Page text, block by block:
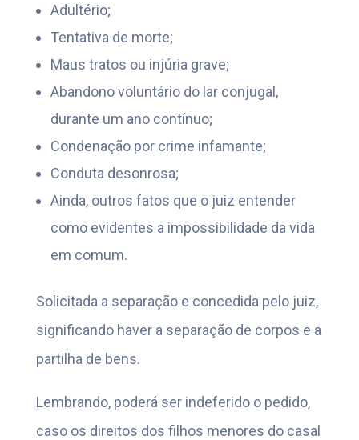
Adultério;
Tentativa de morte;
Maus tratos ou injúria grave;
Abandono voluntário do lar conjugal,
durante um ano contínuo;
Condenação por crime infamante;
Conduta desonrosa;
Ainda, outros fatos que o juiz entender
como evidentes a impossibilidade da vida
em comum.
Solicitada a separação e concedida pelo juiz,
significando haver a separação de corpos e a
partilha de bens.
Lembrando, poderá ser indeferido o pedido,
caso os direitos dos filhos menores do casal